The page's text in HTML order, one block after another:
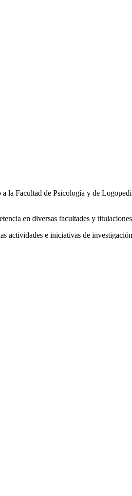
a la Facultad de Psicología y de
en diversas facultades y
actividades e iniciativas de